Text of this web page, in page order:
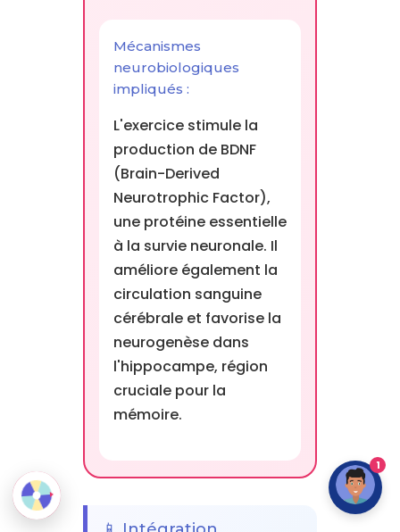
Mécanismes
neurobiologiques
impliqués :
L'exercice stimule la
production de BDNF
(Brain-Derived
Neurotrophic Factor),
une protéine essentielle
à la survie neuronale. Il
améliore également la
circulation sanguine
cérébrale et favorise la
neurogenèse dans
l'hippocampe, région
cruciale pour la
mémoire.
1